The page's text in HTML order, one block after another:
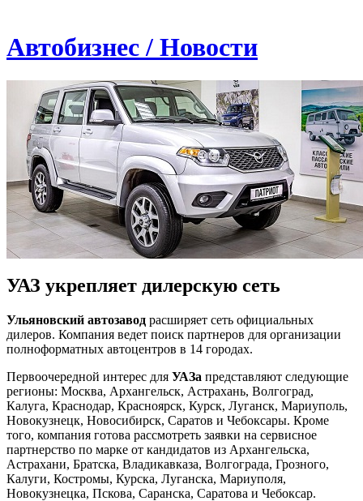
Автобизнес / Новости
УАЗ укрепляет дилерскую сеть
Ульяновский автозавод расширяет сеть официальных
дилеров. Компания ведет поиск партнеров для организации
полноформатных автоцентров в 14 городах.
Первоочередной интерес для УАЗа представляют следующие
регионы: Москва, Архангельск, Астрахань, Волгоград,
Калуга, Краснодар, Красноярск, Курск, Луганск, Мариуполь,
Новокузнецк, Новосибирск, Саратов и Чебоксары. Кроме
того, компания готова рассмотреть заявки на сервисное
партнерство по марке от кандидатов из Архангельска,
Астрахани, Братска, Владикавказа, Волгограда, Грозного,
Калуги, Костромы, Курска, Луганска, Мариуполя,
Новокузнецка, Пскова, Саранска, Саратова и Чебоксар.